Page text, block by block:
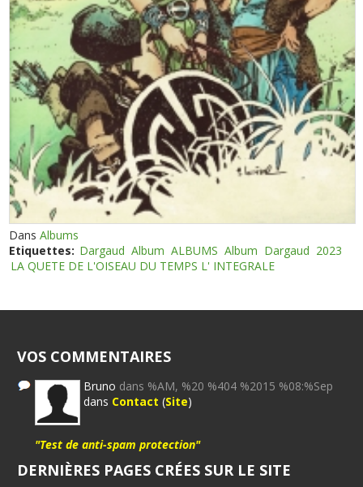
DansAlbums
Etiquettes: Dargaud Album ALBUMS Album Dargaud 2023
LA QUETE DE L'OISEAU DU TEMPS L' INTEGRALE
VOS COMMENTAIRES
Bruno dans %AM, %20 %404 %2015 %08:%Sep
dans Contact (Site)
"Test de anti-spam protection"
DERNIÈRES PAGES CRÉES SUR LE SITE